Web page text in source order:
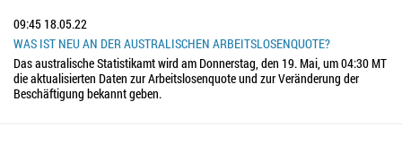
09:45 18.05.22
WAS IST NEU AN DER AUSTRALISCHEN ARBEITSLOSENQUOTE?
Das australische Statistikamt wird am Donnerstag, den 19. Mai, um 04:30 MT
die aktualisierten Daten zur Arbeitslosenquote und zur Veränderung der
Beschäftigung bekannt geben.